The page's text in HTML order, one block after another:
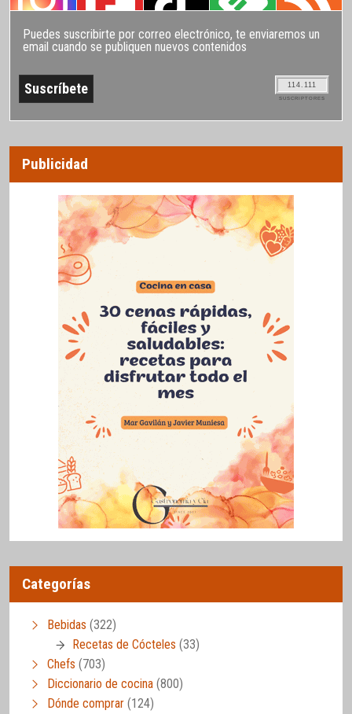
Puedes suscribirte por correo electrónico, te enviaremos un
email cuando se publiquen nuevos contenidos
114.111
SUSCRIPTORES
Publicidad
Categorías
Bebidas (322)
Recetas de Cócteles (33)
Chefs (703)
Diccionario de cocina (800)
Dónde comprar (124)